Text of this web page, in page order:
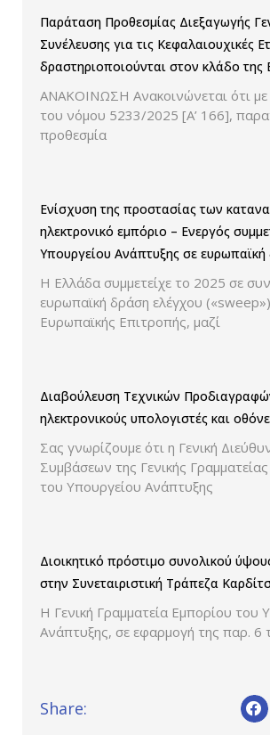
Παράταση Προθεσμίας Διεξαγωγής
Συνέλευσης για τις Κεφαλαιουχικές
δραστηριοποιούνται στον κλάδο της
Παραγωγής και Εμπορίας Φαρμάκων
ΑΝΑΚΟΙΝΩΣΗ Ανακοινώνεται ότι
του νόμου 5233/2025 [Α’ 166],
προθεσμία
Ενίσχυση της προστασίας των
ηλεκτρονικό εμπόριο – Ενεργός
Υπουργείου Ανάπτυξης σε
ελέγχου παρουσίασης των τιμών και
εκπτώσεων.
Η Ελλάδα συμμετείχε το 2025 σε
ευρωπαϊκή δράση ελέγχου
Ευρωπαϊκής Επιτροπής, μαζί
Διαβούλευση Τεχνικών
ηλεκτρονικούς υπολογιστές και
Σας γνωρίζουμε ότι η Γενική
Συμβάσεων της Γενικής
του Υπουργείου Ανάπτυξης
Διοικητικό πρόστιμο συνολικού
στην Συνεταιριστική Τράπεζα
Η Γενική Γραμματεία Εμπορίου του
Ανάπτυξης, σε εφαρμογή της παρ. 6
Share: